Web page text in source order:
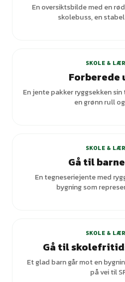
En oversiktsbilde med en
skolebuss, en
SKOLE &
Forberede
En jente pakker ryggsekken
en grønn rull
SKOLE &
Gå til
En tegneseriejente med
bygning som
SKOLE &
Gå til
Et glad barn går mot en
på vei til